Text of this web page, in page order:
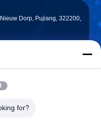
Dorp, Pujiang, 322200,
for?